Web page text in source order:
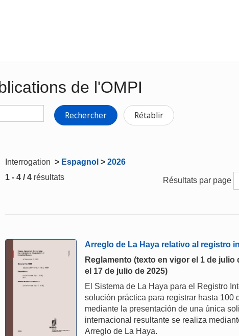
de l'OMPI
Rechercher Rétablir
Interrogation > Espagnol > 2026
1 - 4 / 4 résultats Résultats par page
Arreglo de La Haya relativo al registro
Reglamento (texto en vigor el 1 de
el 17 de julio de 2025)
El Sistema de La Haya para el Registro
solución práctica para registrar hasta 100
mediante la presentación de una única
internacional resultante se realiza
Arreglo de La Haya.